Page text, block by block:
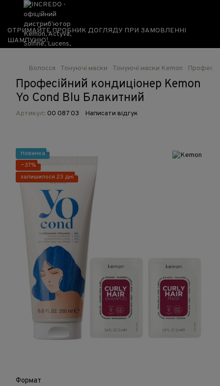
ОТРИМАЙТЕ ПРОБНИК ДОГЛЯДУ ПРИ ЗАМОВЛЕННІ
ШАМПУНЮ!
Волосся Тонуючі маски Тонуючі маски Kemon
Професійний кондиціонер Kemon
Yo Cond Blu Блакитний
Артикул: 00 087 03 Написати відгук
Новинка
−37%
залишилося 23 дні
Формат